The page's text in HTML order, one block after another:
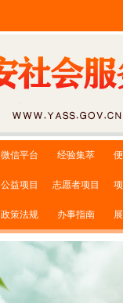
微信平台 经验集萃
公益项目 志愿者项目
政策法规 办事指南